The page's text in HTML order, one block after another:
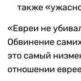
также
«Евреи не
Обвинение
это самый
отношении